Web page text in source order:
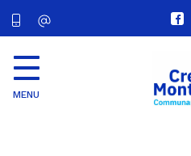
Lien
MENU